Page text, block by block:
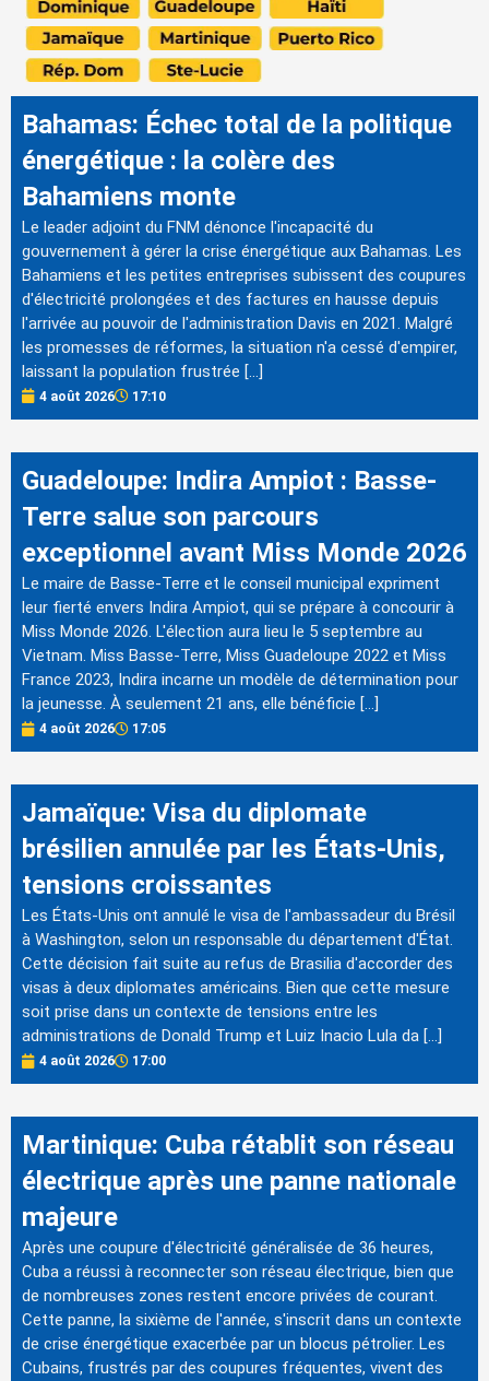
Bahamas: Échec total de la politique
énergétique : la colère des
Bahamiens monte
Le leader adjoint du FNM dénonce l'incapacité du
gouvernement à gérer la crise énergétique aux Bahamas. Les
Bahamiens et les petites entreprises subissent des coupures
d'électricité prolongées et des factures en hausse depuis
l'arrivée au pouvoir de l'administration Davis en 2021. Malgré
les promesses de réformes, la situation n'a cessé d'empirer,
laissant la population frustrée […]
4 août 2026 17:10
Guadeloupe: Indira Ampiot : Basse-
Terre salue son parcours
exceptionnel avant Miss Monde 2026
Le maire de Basse-Terre et le conseil municipal expriment
leur fierté envers Indira Ampiot, qui se prépare à concourir à
Miss Monde 2026. L'élection aura lieu le 5 septembre au
Vietnam. Miss Basse-Terre, Miss Guadeloupe 2022 et Miss
France 2023, Indira incarne un modèle de détermination pour
la jeunesse. À seulement 21 ans, elle bénéficie […]
4 août 2026 17:05
Jamaïque: Visa du diplomate
brésilien annulée par les États-Unis,
tensions croissantes
Les États-Unis ont annulé le visa de l'ambassadeur du Brésil
à Washington, selon un responsable du département d'État.
Cette décision fait suite au refus de Brasilia d'accorder des
visas à deux diplomates américains. Bien que cette mesure
soit prise dans un contexte de tensions entre les
administrations de Donald Trump et Luiz Inacio Lula da […]
4 août 2026 17:00
Martinique: Cuba rétablit son réseau
électrique après une panne nationale
majeure
Après une coupure d'électricité généralisée de 36 heures,
Cuba a réussi à reconnecter son réseau électrique, bien que
de nombreuses zones restent encore privées de courant.
Cette panne, la sixième de l'année, s'inscrit dans un contexte
de crise énergétique exacerbée par un blocus pétrolier. Les
Cubains, frustrés par des coupures fréquentes, vivent des